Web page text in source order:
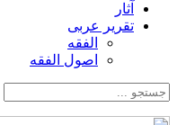
آثار
تقریر عربی
الفقه
اصول الفقه